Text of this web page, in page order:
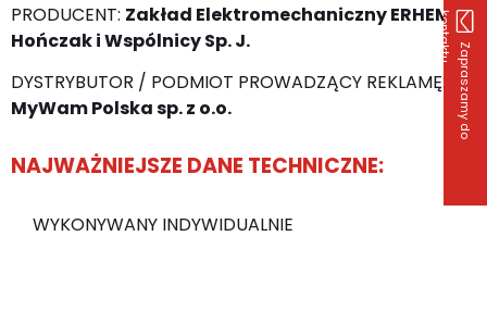
Z
a
p
r
a
s
z
a
m
y
d
o
k
o
n
t
a
k
t
u
PRODUCENT: Zakład Elektromechaniczny ERHEM
Hończak i Wspólnicy Sp. J.
DYSTRYBUTOR / PODMIOT PROWADZĄCY REKLAMĘ:
MyWam Polska sp. z o.o.
NAJWAŻNIEJSZE DANE TECHNICZNE:
WYKONYWANY INDYWIDUALNIE